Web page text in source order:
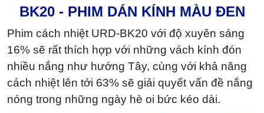
BK20 - PHIM DÁN KÍNH MÀU ĐEN
Phim cách nhiệt URD-BK20 với độ xuyên sáng
16% sẽ rất thích hợp với những vách kính đón
nhiều nắng như hướng Tây, cùng với khả năng
cách nhiệt lên tới 63% sẽ giải quyết vấn đề nắng
nóng trong những ngày hè oi bức kéo dài.